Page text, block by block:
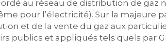
au réseau de distribution de gaz
pour l’électricité). Sur la majeure
et de la vente du gaz aux
publics et appliqués tels quels par